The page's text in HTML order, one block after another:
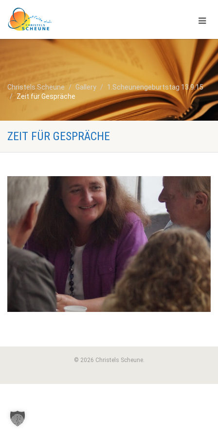
Christels Scheune Gallery
1.Scheunengeburtstag 13.9.15
Zeit für Gespräche
ZEIT FÜR GESPRÄCHE
© 2026 Christels Scheune.